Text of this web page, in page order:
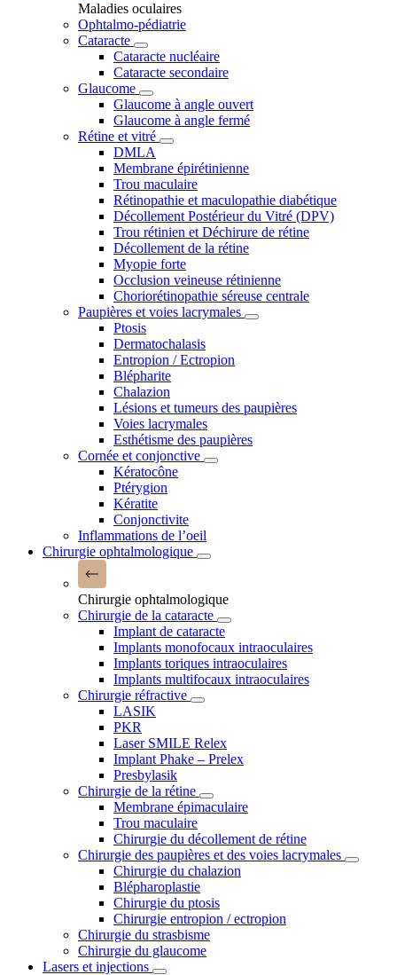
Maladies oculaires
Ophtalmo-pédiatrie
Cataracte
Cataracte nucléaire
Cataracte secondaire
Glaucome
Glaucome à angle ouvert
Glaucome à angle fermé
Rétine et vitré
DMLA
Membrane épirétinienne
Trou maculaire
Rétinopathie et maculopathie diabétique
Décollement Postérieur du Vitré (DPV)
Trou rétinien et Déchirure de rétine
Décollement de la rétine
Myopie forte
Occlusion veineuse rétinienne
Choriorétinopathie séreuse centrale
Paupières et voies lacrymales
Ptosis
Dermatochalasis
Entropion / Ectropion
Blépharite
Chalazion
Lésions et tumeurs des paupières
Voies lacrymales
Esthétisme des paupières
Cornée et conjonctive
Kératocône
Ptérygion
Kératite
Conjonctivite
Inflammations de l’oeil
Chirurgie ophtalmologique
Chirurgie ophtalmologique
Chirurgie de la cataracte
Implant de cataracte
Implants monofocaux intraoculaires
Implants toriques intraoculaires
Implants multifocaux intraoculaires
Chirurgie réfractive
LASIK
PKR
Laser SMILE Relex
Implant Phake – Prelex
Presbylasik
Chirurgie de la rétine
Membrane épimaculaire
Trou maculaire
Chirurgie du décollement de rétine
Chirurgie des paupières et des voies lacrymales
Chirurgie du chalazion
Blépharoplastie
Chirurgie du ptosis
Chirurgie entropion / ectropion
Chirurgie du strasbisme
Chirurgie du glaucome
Lasers et injections